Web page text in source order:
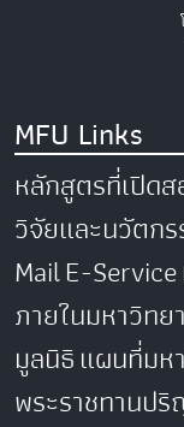
MFU Links
หลักสูตรที่เปิด
วิจัยและนวัตก
MailE-Service
ภายในมหาวิทย
มูลนิธิแผนที่มห
พระราชทานป